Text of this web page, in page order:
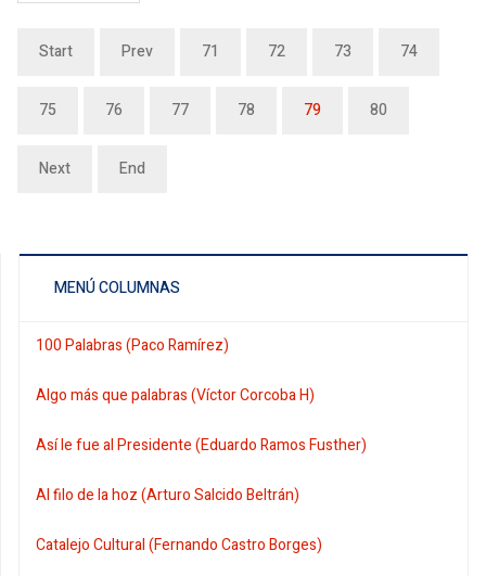
Start Prev 71 72 73 74
75 76 77 78 79 80
Next End
MENÚ COLUMNAS
100 Palabras (Paco Ramírez)
Algo más que palabras (Víctor Corcoba H)
Así le fue al Presidente (Eduardo Ramos Fusther)
Al filo de la hoz (Arturo Salcido Beltrán)
Catalejo Cultural (Fernando Castro Borges)